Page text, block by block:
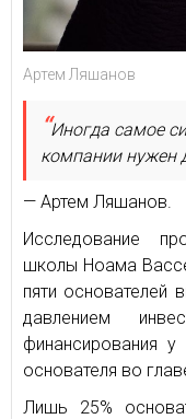
Артем Ляшанов
Иногда самое
компании нужен
— Артем Ляшанов.
Исследование
школы Ноама
пяти основателей
давлением
финансирования
основателя во
Лишь 25%